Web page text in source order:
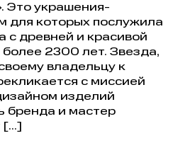
Это украшения-
для которых послужила
с древней и красивой
более 2300 лет. Звезда,
владельцу к
с миссией
изделий
бренда и мастер
[…]